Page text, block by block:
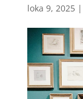
loka 9, 2025|